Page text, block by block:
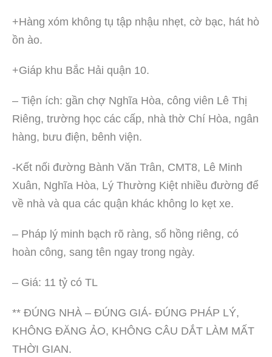
+Hàng xóm không tụ tập nhậu nhẹt, cờ bạc, hát hò
ồn ào.
+Giáp khu Bắc Hải quận 10.
– Tiện ích: gần chợ Nghĩa Hòa, công viên Lê Thị
Riêng, trường học các cấp, nhà thờ Chí Hòa, ngân
hàng, bưu điện, bênh viện.
-Kết nối đường Bành Văn Trân, CMT8, Lê Minh
Xuân, Nghĩa Hòa, Lý Thường Kiệt nhiều đường để
về nhà và qua các quận khác không lo kẹt xe.
– Pháp lý minh bạch rõ ràng, sổ hồng riêng, có
hoàn công, sang tên ngay trong ngày.
– Giá: 11 tỷ có TL
** ĐÚNG NHÀ – ĐÚNG GIÁ- ĐÚNG PHÁP LÝ,
KHÔNG ĐĂNG ẢO, KHÔNG CÂU DẮT LÀM MẤT
THỜI GIAN.